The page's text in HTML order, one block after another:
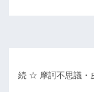
続 ☆ 摩訶不思議・